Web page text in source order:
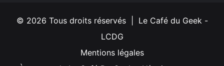
© 2026 Tous droits réservés | Le Café du Geek -
LCDG
Mentions légales